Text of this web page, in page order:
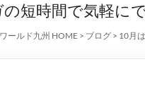
短時間で気軽に
ールド九州 HOME > ブログ > 10月